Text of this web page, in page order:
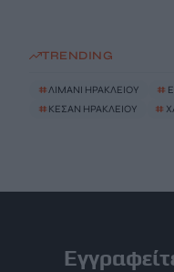
TRENDING
#ΛΙΜΑΝΙ ΗΡΑΚΛΕΙΟΥ #
# ΚΕΣΑΝ ΗΡΑΚΛΕΙΟΥ #